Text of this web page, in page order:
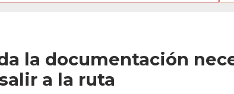
la documentación
a la ruta